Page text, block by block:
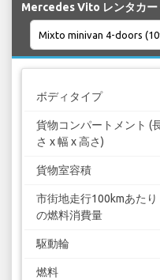
Mercedes Vito レンタカー
ボディタイプ
貨物コンパートメント (
さ x 幅 x 高さ)
貨物室容積
市街地走行100kmあたり
の燃料消費量
駆動輪
燃料